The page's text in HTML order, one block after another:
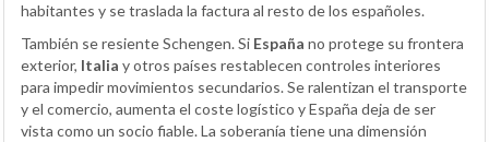
habitantes y se traslada la factura al resto de los españoles.
También se resiente Schengen. Si España no protege su frontera
exterior, Italia y otros países restablecen controles interiores
para impedir movimientos secundarios. Se ralentizan el transporte
y el comercio, aumenta el coste logístico y España deja de ser
vista como un socio fiable. La soberanía tiene una dimensión